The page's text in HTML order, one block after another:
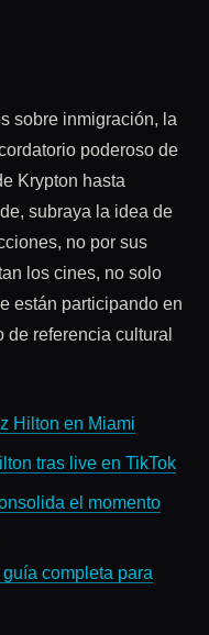
sobre inmigración, la
poderoso de
Krypton hasta
subraya la idea de
no por sus
los cines, no solo
están participando en
referencia cultural
Hilton en Miami
tras live en TikTok
el momento
completa para